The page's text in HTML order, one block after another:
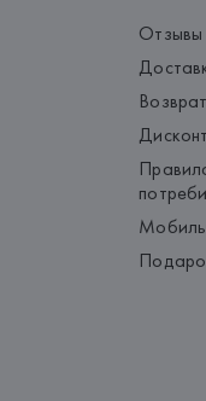
Отзывы